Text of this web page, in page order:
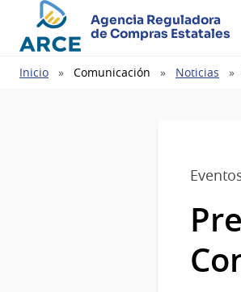
Agencia Reguladora
de Compras Estatales
Ruta
Inicio Comunicación Noticias